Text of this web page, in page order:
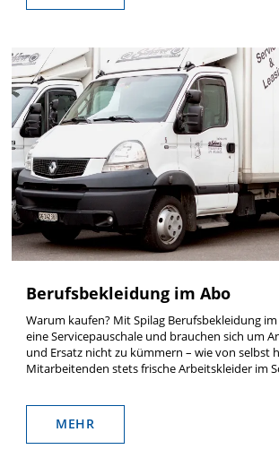
Berufsbekleidung im Abo
Warum kaufen? Mit Spilag Berufsbekleidung
eine Servicepauschale und brauchen sich um
und Ersatz nicht zu kümmern – wie von selbst
Mitarbeitenden stets frische Arbeitskleider im
MEHR